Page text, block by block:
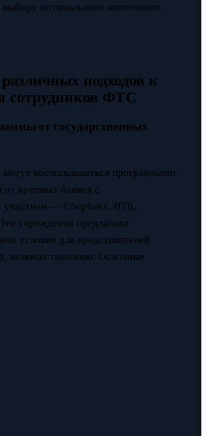
оптимального ипотечного
подходов к
сотрудников ФТС
от государственных
воспользоваться программами
от крупных банков с
участием — Сбербанк, ВТБ,
учреждения предлагают
условия для представителей
включая таможню. Основные